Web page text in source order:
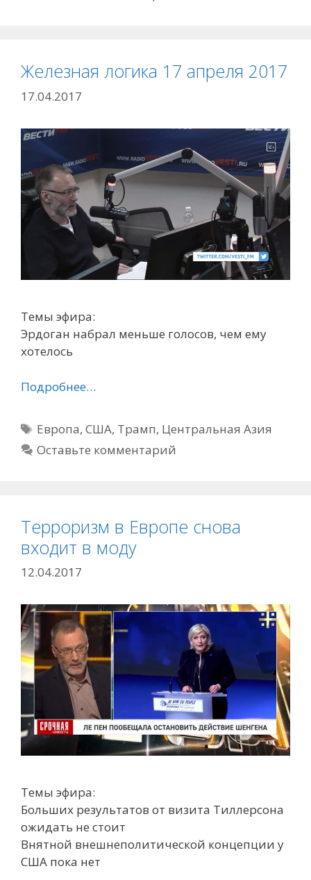
Железная логика 17 апреля 2017
17.04.2017
Темы эфира:
Эрдоган набрал меньше голосов, чем ему
хотелось
Подробнее…
Метки
Европа,США, Трамп, Центральная Азия
Оставьте комментарий
Терроризм в Европе снова
входит в моду
12.04.2017
Темы эфира:
Больших результатов от визита Тиллерсона
ожидать не стоит
Внятной внешнеполитической концепции у
США пока нет